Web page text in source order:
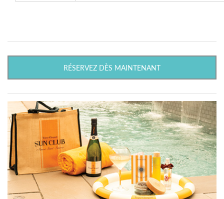
RÉSERVEZ DÈS MAINTENANT